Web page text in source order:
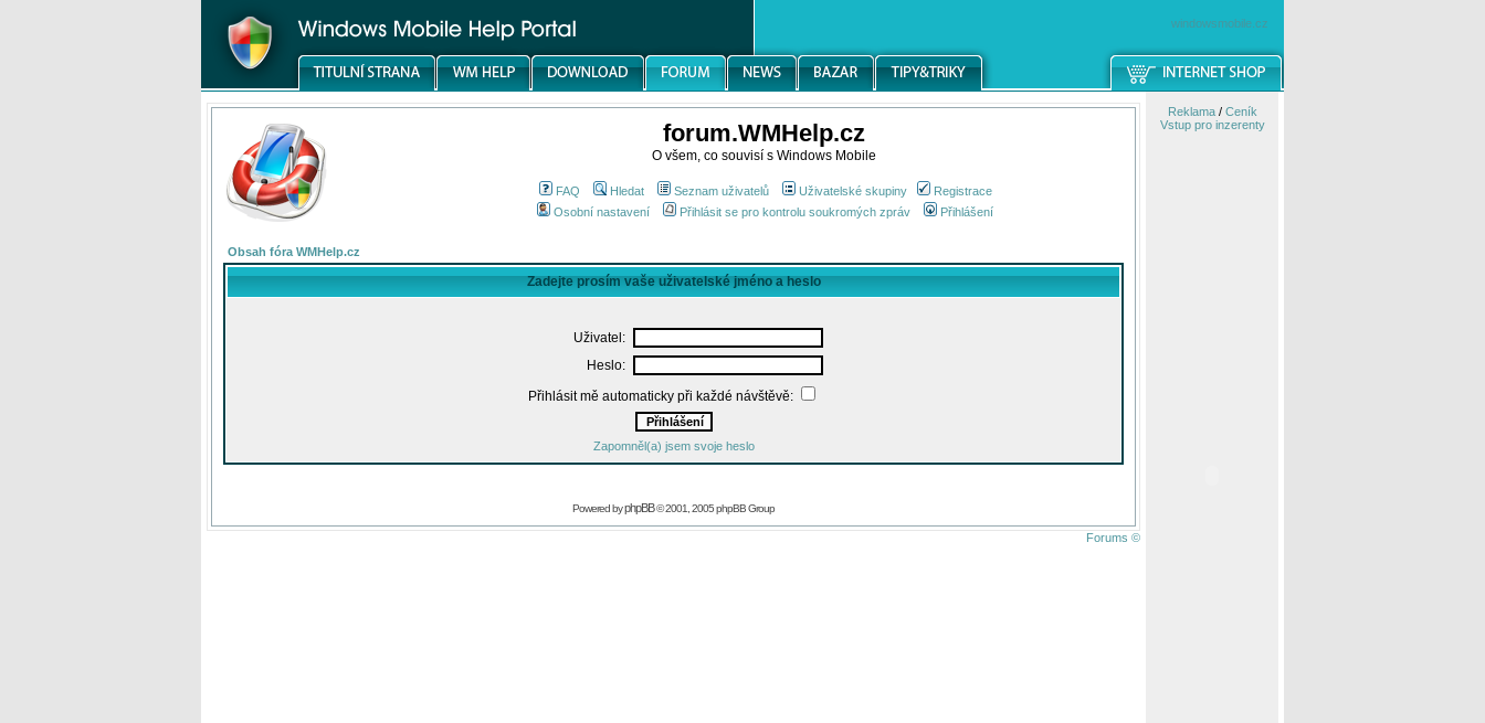
windowsmobile.cz
forum.WMHelp.cz
O všem, co souvisí s Windows Mobile
FAQ Hledat Seznam uživatelů Uživatelské skupiny
Registrace
Osobní nastavení
Přihlásit se pro kontrolu soukromých zpráv Přihlášení
Obsah fóra WMHelp.cz
Zadejte prosím vaše uživatelské jméno a heslo
Uživatel:
Heslo:
Přihlásit mě automaticky při každé návštěvě:
Zapomněl(a) jsem svoje heslo
Powered byphpBB© 2001, 2005 phpBB Group
Forums ©
Reklama/ Ceník
Vstup pro inzerenty